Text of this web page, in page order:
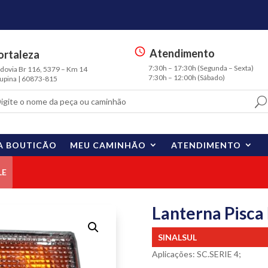
Br 116, 5379 – Km 14
| 60873-815
t
sc
e
d
ul
Atendimento
7:30h – 17:30h (Segunda – Sexta)
7:30h – 12:00h (Sábado)
BOUTICÃO MEU CAMINHÃO ATENDIMENTO
Lanterna Pisca
SINALSUL
Aplicações: SC.SERIE 4;